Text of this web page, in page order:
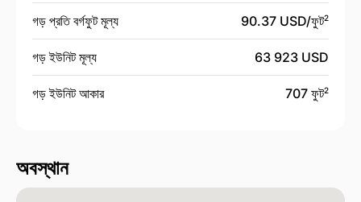
গড় প্রতি বর্গফুট মূল্য 90.37 USD/ফুট2
গড় ইউনিট মূল্য 63 923 USD
গড় ইউনিট আকার 707 ফুট2
অবস্থান